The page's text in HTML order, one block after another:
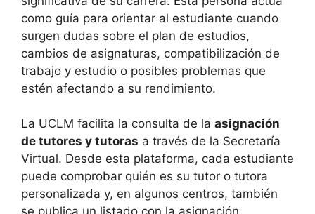
como guía para orientar al estudiante cuando
surgen dudas sobre el plan de estudios,
cambios de asignaturas, compatibilización de
trabajo y estudio o posibles problemas que
estén afectando a su rendimiento.
La UCLM facilita la consulta de la asignación
de tutores y tutoras a través de la Secretaría
Virtual. Desde esta plataforma, cada estudiante
puede comprobar quién es su tutor o tutora
personalizada y, en algunos centros, también